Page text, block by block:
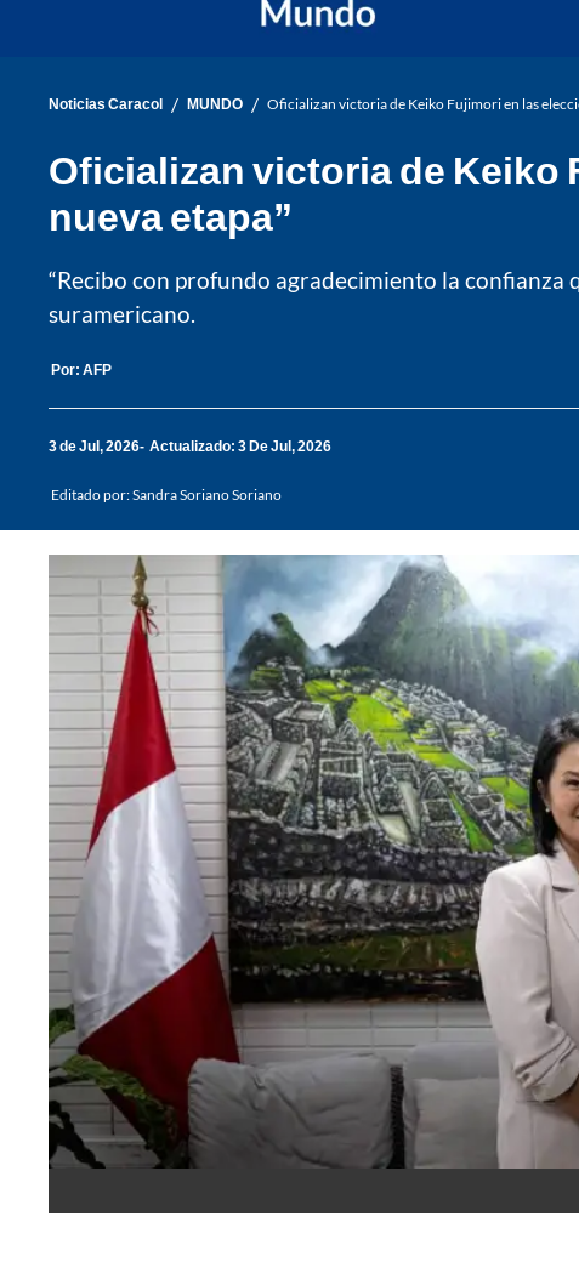
Noticias Caracol / MUNDO / Oficializan victoria de Keiko Fujimori en las
Oficializan victoria de Keiko
nueva etapa”
“Recibo con profundo agradecimiento la confianza
suramericano.
Por: AFP
3 de Jul, 2026 Actualizado: 3 De Jul, 2026
Editado por:Sandra Soriano Soriano